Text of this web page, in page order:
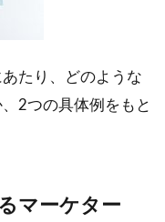
たり、どのような
2つの具体例をもと
マーケター